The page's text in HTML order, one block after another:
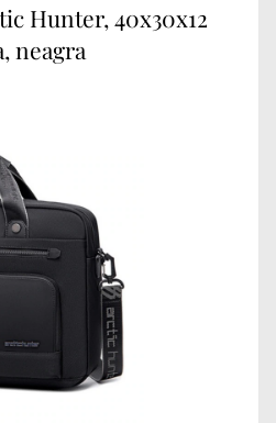
Hunter, 40x30x12
neagra